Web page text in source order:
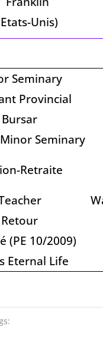
Unis)
Seminary
Provincial
Bursar
Seminary
Retraite
Retour
(PE 10/2009)
Eternal Life